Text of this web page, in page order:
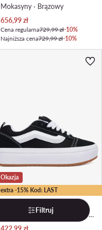
Mokasyny · Brązowy
Aktualna cena
656,99zł
Cena regularna729,99 zł-10%
Najniższa cena729,99 zł-10%
extra -15% Kod: LAST
Okazja
Sneakersy · Knu Skool Stack · Czarny
Aktualna cena
422,99zł
Filtruj